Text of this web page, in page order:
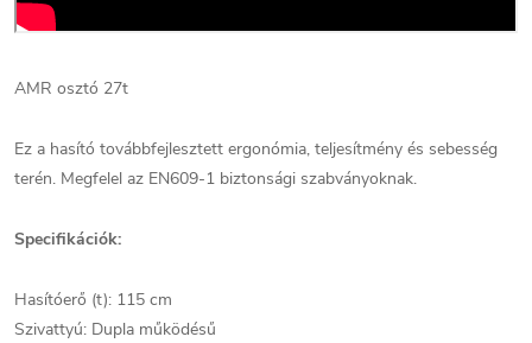
AMR osztó 27t
Ez a hasító továbbfejlesztett ergonómia, teljesítmény és sebesség
terén. Megfelel az EN609-1 biztonsági szabványoknak.
Specifikációk:
Hasítóerő (t): 115 cm
Szivattyú: Dupla működésű